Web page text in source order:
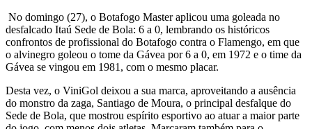
No domingo (27), o Botafogo Master aplicou uma goleada no
desfalcado Itaú Sede de Bola: 6 a 0, lembrando os históricos
confrontos de profissional do Botafogo contra o Flamengo, em que
o alvinegro goleou o tome da Gávea por 6 a 0, em 1972 e o time da
Gávea se vingou em 1981, com o mesmo placar.
Desta vez, o ViniGol deixou a sua marca, aproveitando a ausência
do monstro da zaga, Santiago de Moura, o principal desfalque do
Sede de Bola, que mostrou espírito esportivo ao atuar a maior parte